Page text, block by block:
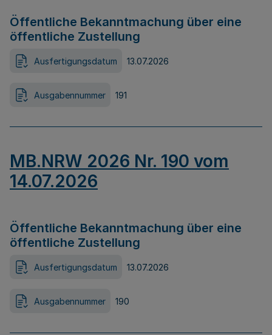
Öffentliche Bekanntmachung über eine
öffentliche Zustellung
Ausfertigungsdatum 13.07.2026
Ausgabennummer 191
MB.NRW 2026 Nr. 190 vom
14.07.2026
Öffentliche Bekanntmachung über eine
öffentliche Zustellung
Ausfertigungsdatum 13.07.2026
Ausgabennummer 190